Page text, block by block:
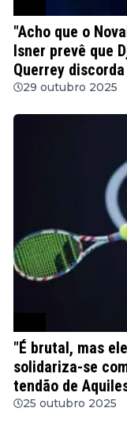
"Acho que o
Isner prevê que
Querrey discorda
29 outubro 2025
"É brutal, mas
solidariza-se
tendão de
25 outubro 2025